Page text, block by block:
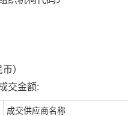
币）
交金额:
成交供应商名称